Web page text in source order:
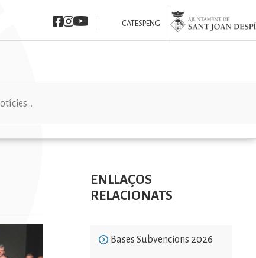
Imatge
Imatge
Imatge CAT ESPENG
Imatge
ENLLAÇOS
RELACIONATS
Bases Subvencions 2026